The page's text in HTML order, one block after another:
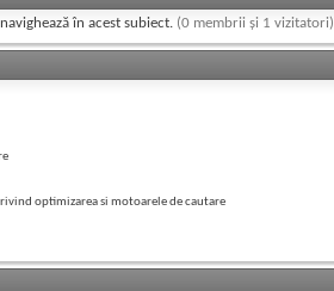
în acest subiect. (0 membrii și 1 vizitatori)
optimizarea si motoarele de cautare